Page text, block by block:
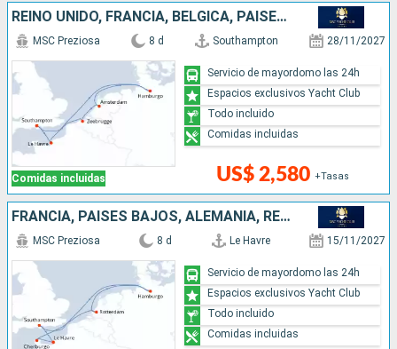
REINO UNIDO, FRANCIA, BÉLGICA, PAISES BAJOS, ALEMANIA
Comidas incluidas
MSC Preziosa 8 d Southampton 28/11/2027
US$ 2,580 +Tasas
Servicio de mayordomo las 24h
Espacios exclusivos Yacht Club
Todo incluido
Comidas incluidas
FRANCIA, PAISES BAJOS, ALEMANIA, REINO UNIDO
MSC Preziosa 8 d Le Havre 15/11/2027
Servicio de mayordomo las 24h
Espacios exclusivos Yacht Club
Todo incluido
Comidas incluidas